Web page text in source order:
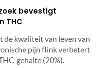
bevestigt
THC
de kwaliteit van leven van
pijn flink verbetert
gehalte (20%).